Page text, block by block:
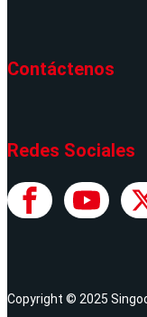
Contáctenos
Redes Sociales
Copyright © 2025